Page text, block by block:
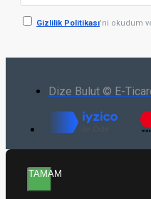
Gizlilik Politikası'ni okudum
Dize Bulut © E-
TAMAM